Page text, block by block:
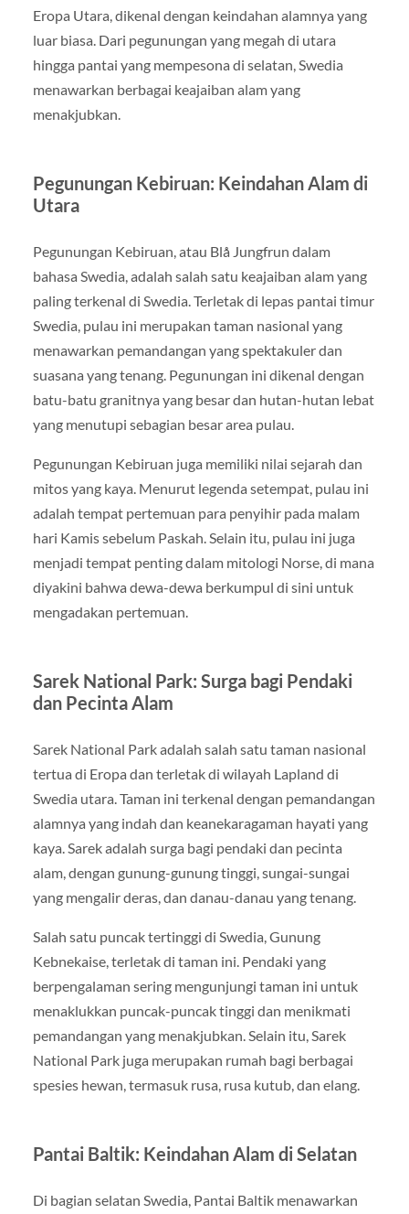
Eropa Utara, dikenal dengan keindahan alamnya yang
luar biasa. Dari pegunungan yang megah di utara
hingga pantai yang mempesona di selatan, Swedia
menawarkan berbagai keajaiban alam yang
menakjubkan.
Pegunungan Kebiruan: Keindahan Alam di
Utara
Pegunungan Kebiruan, atau Blå Jungfrun dalam
bahasa Swedia, adalah salah satu keajaiban alam yang
paling terkenal di Swedia. Terletak di lepas pantai timur
Swedia, pulau ini merupakan taman nasional yang
menawarkan pemandangan yang spektakuler dan
suasana yang tenang. Pegunungan ini dikenal dengan
batu-batu granitnya yang besar dan hutan-hutan lebat
yang menutupi sebagian besar area pulau.
Pegunungan Kebiruan juga memiliki nilai sejarah dan
mitos yang kaya. Menurut legenda setempat, pulau ini
adalah tempat pertemuan para penyihir pada malam
hari Kamis sebelum Paskah. Selain itu, pulau ini juga
menjadi tempat penting dalam mitologi Norse, di mana
diyakini bahwa dewa-dewa berkumpul di sini untuk
mengadakan pertemuan.
Sarek National Park: Surga bagi Pendaki
dan Pecinta Alam
Sarek National Park adalah salah satu taman nasional
tertua di Eropa dan terletak di wilayah Lapland di
Swedia utara. Taman ini terkenal dengan pemandangan
alamnya yang indah dan keanekaragaman hayati yang
kaya. Sarek adalah surga bagi pendaki dan pecinta
alam, dengan gunung-gunung tinggi, sungai-sungai
yang mengalir deras, dan danau-danau yang tenang.
Salah satu puncak tertinggi di Swedia, Gunung
Kebnekaise, terletak di taman ini. Pendaki yang
berpengalaman sering mengunjungi taman ini untuk
menaklukkan puncak-puncak tinggi dan menikmati
pemandangan yang menakjubkan. Selain itu, Sarek
National Park juga merupakan rumah bagi berbagai
spesies hewan, termasuk rusa, rusa kutub, dan elang.
Pantai Baltik: Keindahan Alam di Selatan
Di bagian selatan Swedia, Pantai Baltik menawarkan